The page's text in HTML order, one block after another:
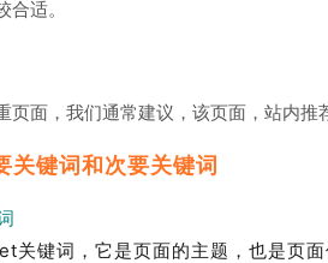
合适。
页面，我们通常建议，该页面，站内推
关键词和次要关键词
关键词，它是页面的主题，也是页面